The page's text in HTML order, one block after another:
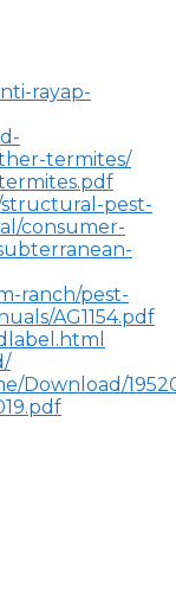
rayap-
termites/
structural-pest-
consumer-
ranch/pest-
AG1154.pdf
Download/